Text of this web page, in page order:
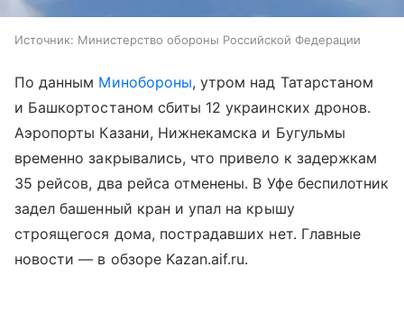
Источник: Министерство обороны Российской Федерации
По данным Минобороны, утром над Татарстаном
и Башкортостаном сбиты 12 украинских дронов.
Аэропорты Казани, Нижнекамска и Бугульмы
временно закрывались, что привело к задержкам
35 рейсов, два рейса отменены. В Уфе беспилотник
задел башенный кран и упал на крышу
строящегося дома, пострадавших нет. Главные
новости — в обзоре Kazan.aif.ru.